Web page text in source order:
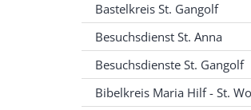
Bastelkreis St. Gangolf
Besuchsdienst St. Anna
Besuchsdienste St. Gangolf
Bibelkreis Maria Hilf - St.